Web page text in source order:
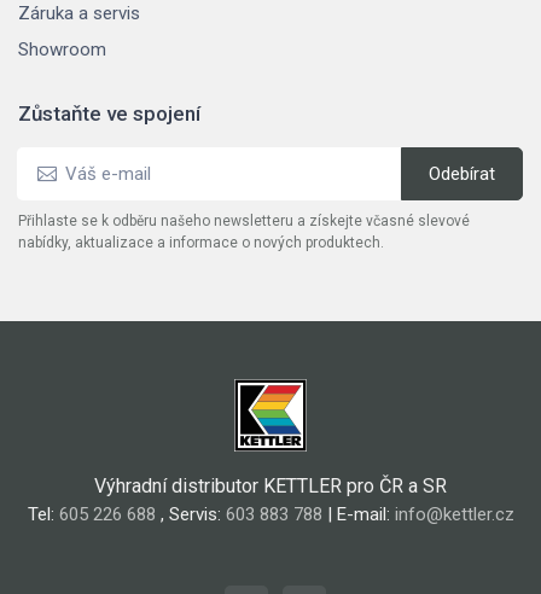
Záruka a servis
Showroom
Zůstaňte ve spojení
Přihlaste se k odběru našeho newsletteru a získejte včasné slevové
nabídky, aktualizace a informace o nových produktech.
Výhradní distributor KETTLER pro ČR a SR
Tel: 605 226 688 , Servis: 603 883 788 | E-mail: info@kettler.cz